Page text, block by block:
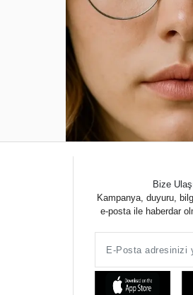
Bize
Kampanya, duyuru,
e-posta ile haberdar